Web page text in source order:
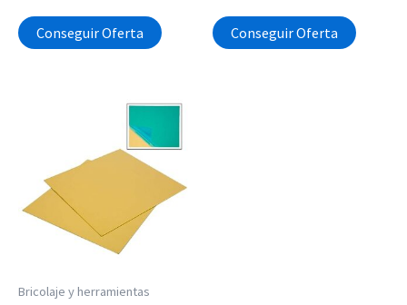
Conseguir Oferta Conseguir Oferta
Bricolaje y herramientas